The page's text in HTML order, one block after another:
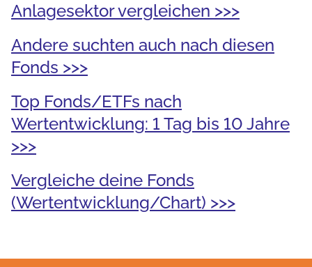
Anlagesektor vergleichen >>>
Andere suchten auch nach diesen
Fonds >>>
Top Fonds/ETFs nach
Wertentwicklung: 1 Tag bis 10 Jahre
>>>
Vergleiche deine Fonds
(Wertentwicklung/Chart) >>>